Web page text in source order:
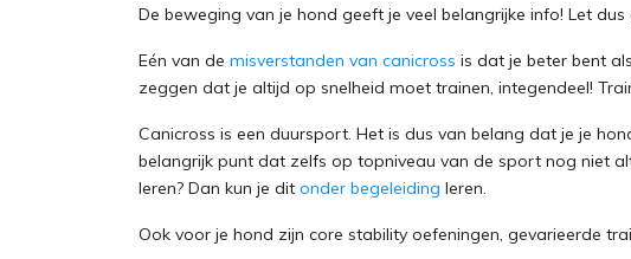
De beweging van je hond geeft je veel belangrijke info! Let
Eén van de misverstanden van canicross is dat je beter bent
zeggen dat je altijd op snelheid moet trainen, integendeel!
Canicross is een duursport. Het is dus van belang dat je je
belangrijk punt dat zelfs op topniveau van de sport nog niet
leren? Dan kun je dit onder begeleiding leren.
Ook voor je hond zijn core stability oefeningen, gevarieerde